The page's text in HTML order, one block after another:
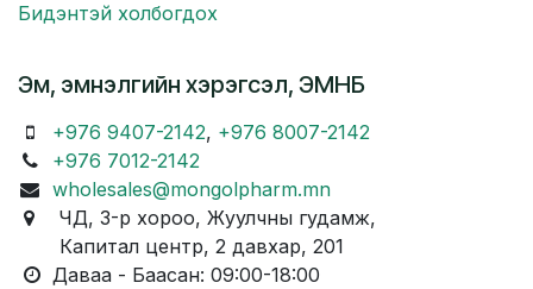
Бидэнтэй холбогдох
Эм, эмнэлгийн хэрэгсэл, ЭМНБ
+976 9407-2142, +976 8007-2142
+976 7012-2142
wholesales@mongolpharm.mn
ЧД, 3-р хороо, Жуулчны гудамж,
Капитал центр, 2 давхар, 201
Даваа - Баасан: 09:00-18:00